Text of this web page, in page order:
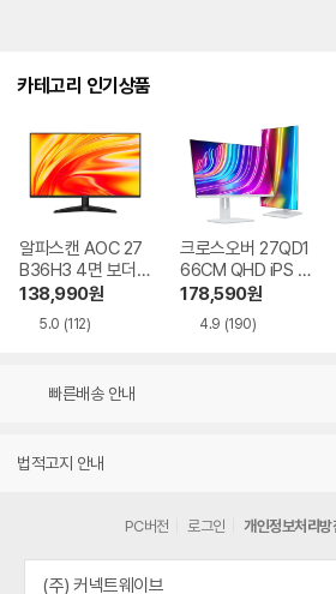
카테고리 인기상품
알파스캔 AOC 27
B36H3 4면 보더리
스 IPS 120 시력보
호 무결점
138,990원
5.0 (112)
크로스오버 27QD1
66CM QHD iPS U
SB-C 화이트 Ai 멀
티스탠드
178,590원
4.9 (190)
빠른배송 안내
법적고지 안내
PC버전 로그인 개인정보처리방
(주) 커넥트웨이브